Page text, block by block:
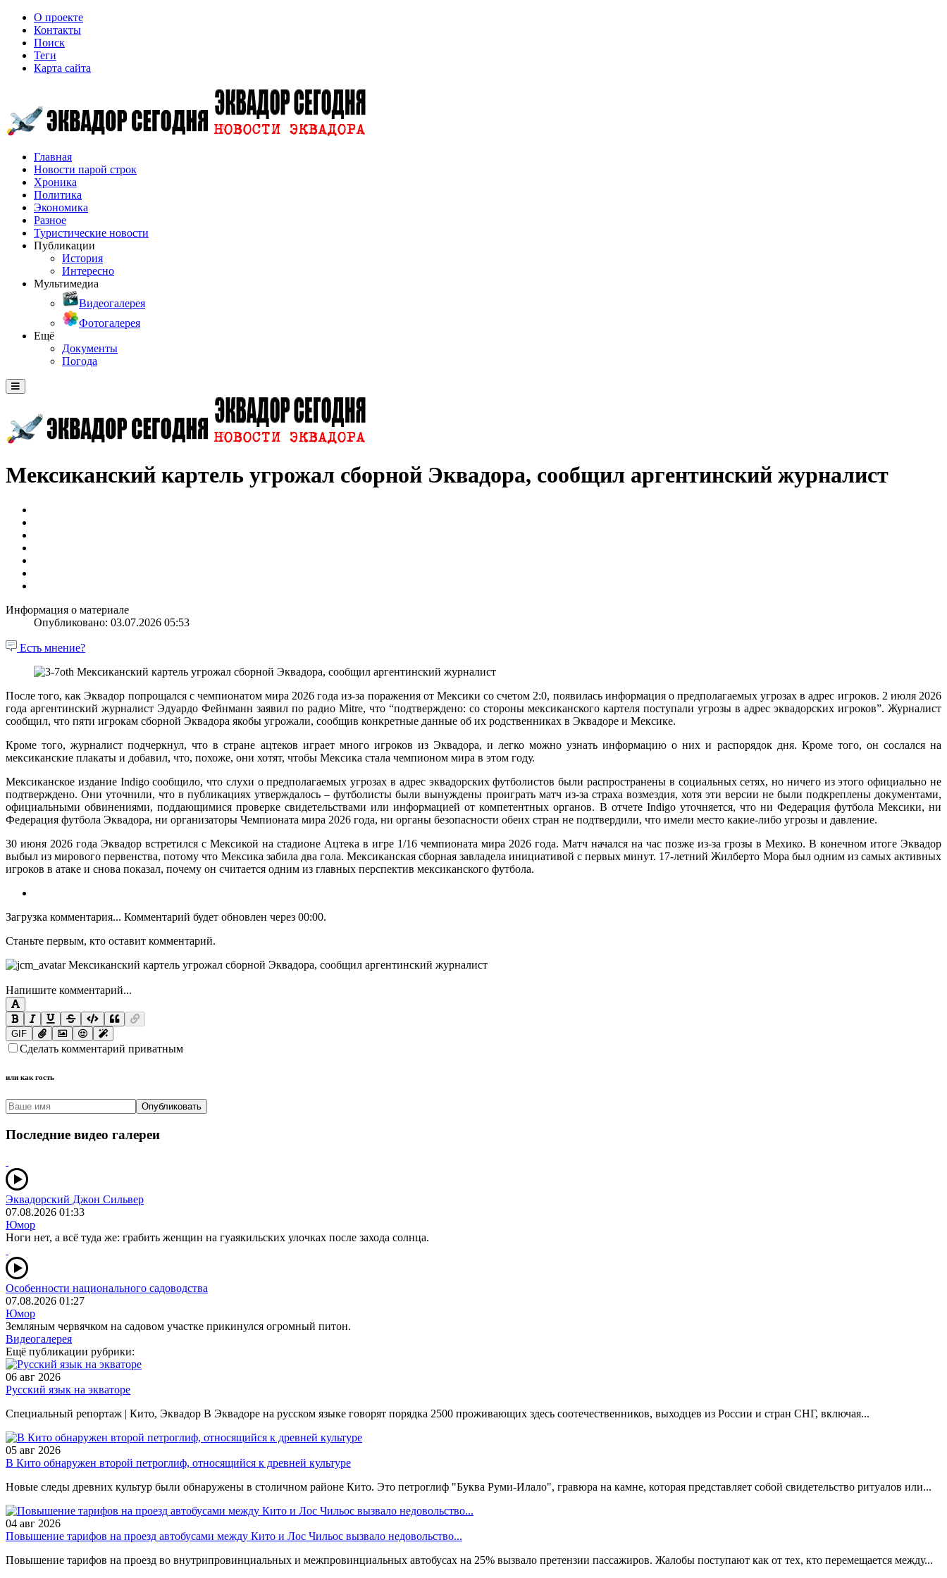
О проекте
Контакты
Поиск
Теги
Карта сайта
Главная
Новости парой строк
Хроника
Политика
Экономика
Разное
Туристические новости
Публикации
История
Интересно
Мультимедиа
Видеогалерея
Фотогалерея
Ещё
Документы
Погода
Мексиканский картель угрожал сборной Эквадора, сообщил аргентинский журналист
Информация о материале
Опубликовано: 03.07.2026 05:53
Есть мнение?
После того, как Эквадор попрощался с чемпионатом мира 2026 года из-за поражения от Мексики со счетом 2:0, появилась информация о предполагаемых угрозах в адрес игроков. 2 июля 2026
года аргентинский журналист Эдуардо Фейнманн заявил по радио Mitre, что “подтверждено: со стороны мексиканского картеля поступали угрозы в адрес эквадорских игроков”. Журналист
сообщил, что пяти игрокам сборной Эквадора якобы угрожали, сообщив конкретные данные об их родственниках в Эквадоре и Мексике.
Кроме того, журналист подчеркнул, что в стране ацтеков играет много игроков из Эквадора, и легко можно узнать информацию о них и распорядок дня. Кроме того, он сослался на
мексиканские плакаты и добавил, что, похоже, они хотят, чтобы Мексика стала чемпионом мира в этом году.
Мексиканское издание Indigo сообщило, что слухи о предполагаемых угрозах в адрес эквадорских футболистов были распространены в социальных сетях, но ничего из этого официально не
подтверждено. Они уточнили, что в публикациях утверждалось – футболисты были вынуждены проиграть матч из-за страха возмездия, хотя эти версии не были подкреплены документами,
официальными обвинениями, поддающимися проверке свидетельствами или информацией от компетентных органов. В отчете Indigo уточняется, что ни Федерация футбола Мексики, ни
Федерация футбола Эквадора, ни организаторы Чемпионата мира 2026 года, ни органы безопасности обеих стран не подтвердили, что имели место какие-либо угрозы и давление.
30 июня 2026 года Эквадор встретился с Мексикой на стадионе Ацтека в игре 1/16 чемпионата мира 2026 года. Матч начался на час позже из-за грозы в Мехико. В конечном итоге Эквадор
выбыл из мирового первенства, потому что Мексика забила два гола. Мексиканская сборная завладела инициативой с первых минут. 17-летний Жилберто Мора был одним из самых активных
игроков в атаке и снова показал, почему он считается одним из главных перспектив мексиканского футбола.
Загрузка комментария... Комментарий будет обновлен через 00:00.
Станьте первым, кто оставит комментарий.
Напишите комментарий...
GIF
Сделать комментарий приватным
или как гость
Опубликовать
Последние видео галереи
Эквадорский Джон Сильвер
07.08.2026 01:33
Юмор
Ноги нет, а всё туда же: грабить женщин на гуаякильских улочках после захода солнца.
Особенности национального садоводства
07.08.2026 01:27
Юмор
Земляным червячком на садовом участке прикинулся огромный питон.
Видеогалерея
Ещё публикации рубрики:
06 авг 2026
Русский язык на экваторе
Специальный репортаж | Кито, Эквадор В Эквадоре на русском языке говорят порядка 2500 проживающих здесь соотечественников, выходцев из России и стран СНГ, включая...
05 авг 2026
В Кито обнаружен второй петроглиф, относящийся к древней культуре
Новые следы древних культур были обнаружены в столичном районе Кито. Это петроглиф "Буква Руми-Илало", гравюра на камне, которая представляет собой свидетельство ритуалов или...
04 авг 2026
Повышение тарифов на проезд автобусами между Кито и Лос Чильос вызвало недовольство...
Повышение тарифов на проезд во внутрипровинциальных и межпровинциальных автобусах на 25% вызвало претензии пассажиров. Жалобы поступают как от тех, кто перемещается между...